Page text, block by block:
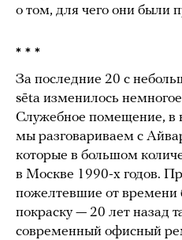
о том, для чего они были
* * *
За последние 20 с
sēta изменилось
Служебное помещение, в
мы разговариваем с
которые в большом
в Москве 1990-х годов.
пожелтевшие от времени
покраску — 20 лет назад
современный офисный